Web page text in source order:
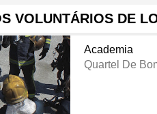
VOLUNTÁRIOS DE
Academia
Quartel De